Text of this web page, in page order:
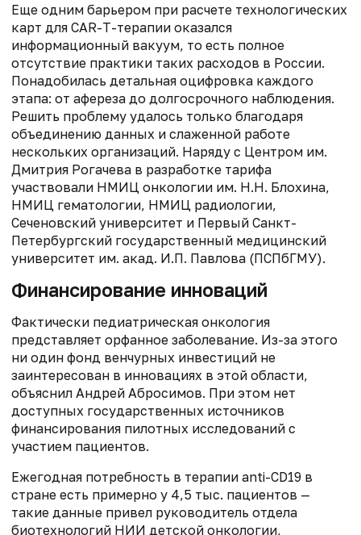
Еще одним барьером при расчете технологических
карт для CAR-T-терапии оказался
информационный вакуум, то есть полное
отсутствие практики таких расходов в России.
Понадобилась детальная оцифровка каждого
этапа: от афереза до долгосрочного наблюдения.
Решить проблему удалось только благодаря
объединению данных и слаженной работе
нескольких организаций. Наряду с Центром им.
Дмитрия Рогачева в разработке тарифа
участвовали НМИЦ онкологии им. Н.Н. Блохина,
НМИЦ гематологии, НМИЦ радиологии,
Сеченовский университет и Первый Санкт-
Петербургский государственный медицинский
университет им. акад. И.П. Павлова (ПСПбГМУ).
Финансирование инноваций
Фактически педиатрическая онкология
представляет орфанное заболевание. Из-за этого
ни один фонд венчурных инвестиций не
заинтересован в инновациях в этой области,
объяснил Андрей Абросимов. При этом нет
доступных государственных источников
финансирования пилотных исследований с
участием пациентов.
Ежегодная потребность в терапии anti-CD19 в
стране есть примерно у 4,5 тыс. пациентов —
такие данные привел руководитель отдела
биотехнологий НИИ детской онкологии,